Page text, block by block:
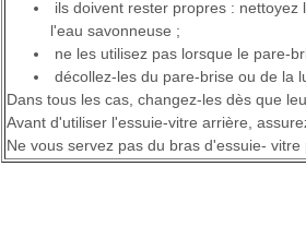
ils doivent rester propres :
l'eau savonneuse ;
ne les utilisez pas lorsque le pare-
décollez-les du pare-brise ou de la
Dans tous les cas, changez-les dès que
Avant d'utiliser l'essuie-vitre arrière,
Ne vous servez pas du bras d'essuie-